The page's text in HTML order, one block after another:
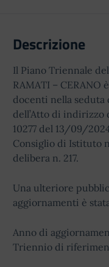
Descrizione
Il Piano Triennale
RAMATI – CERANO
docenti nella seduta
dell’Atto di
10277 del 13/09/
Consiglio di Istituto
delibera n. 217.
Una ulteriore
aggiornamenti è
Anno di
Triennio di